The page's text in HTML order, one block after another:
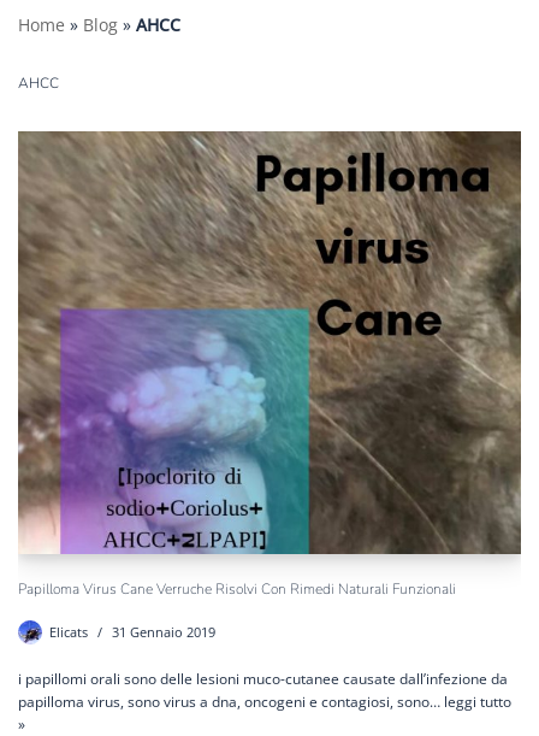
Home » Blog » AHCC
AHCC
Papilloma Virus Cane Verruche Risolvi Con Rimedi Naturali Funzionali
Elicats 31 Gennaio 2019
i papillomi orali sono delle lesioni muco-cutanee causate dall’infezione da
papilloma virus, sono virus a dna, oncogeni e contagiosi, sono… leggi tutto
»